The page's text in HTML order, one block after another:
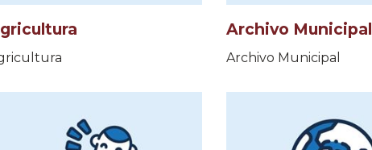
Archivo Municipal
Archivo Municipal